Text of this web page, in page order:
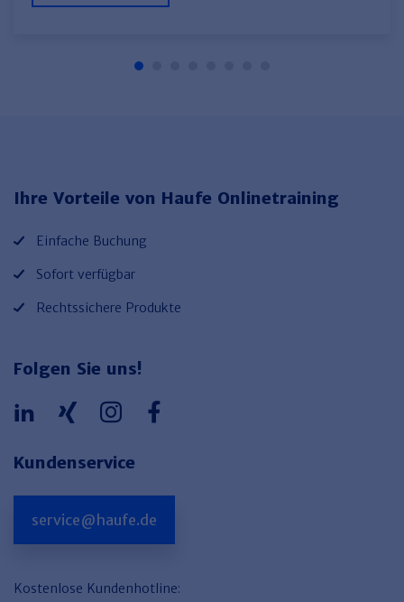
Ihre Vorteile von Haufe Onlinetraining
Einfache Buchung
Sofort verfügbar
Rechtssichere Produkte
Folgen Sie uns!
Kundenservice
service@haufe.de
Kostenlose Kundenhotline: